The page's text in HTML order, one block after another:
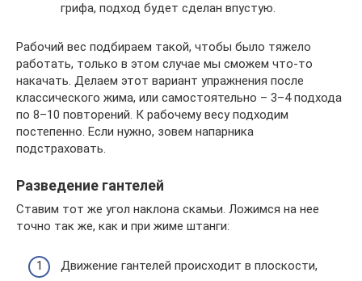
грифа, подход будет сделан впустую.
Рабочий вес подбираем такой, чтобы было тяжело
работать, только в этом случае мы сможем что-то
накачать. Делаем этот вариант упражнения после
классического жима, или самостоятельно – 3–4 подхода
по 8–10 повторений. К рабочему весу подходим
постепенно. Если нужно, зовем напарника
подстраховать.
Разведение гантелей
Ставим тот же угол наклона скамьи. Ложимся на нее
точно так же, как и при жиме штанги:
Движение гантелей происходит в плоскости,